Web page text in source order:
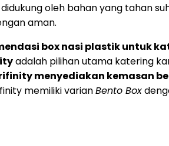
oleh bahan yang tahan
aman.
box nasi plastik untuk
adalah pilihan utama katering
menyediakan kemasan
memiliki varianBento Box